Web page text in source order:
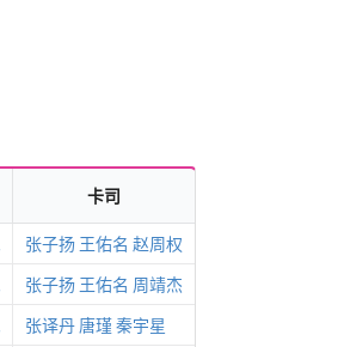
卡司
张子扬 王佑名 赵周权
张子扬 王佑名 周靖杰
张译丹 唐瑾秦宇星